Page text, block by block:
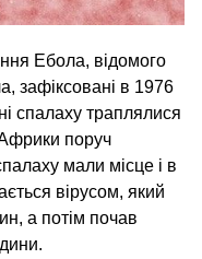
Ебола, відомого
зафіксовані в 1976
спалаху траплялися
поруч
мали місце і в
вірусом, який
а потім почав